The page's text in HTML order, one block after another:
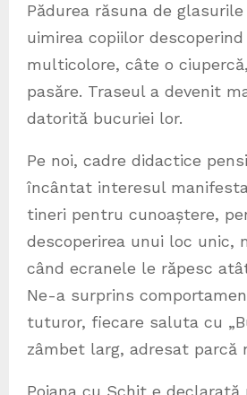
Pădurea răsuna de
uimirea copiilor
multicolore, câte o
pasăre. Traseul a devenit
datorită bucuriei lor.
Pe noi, cadre didactice
încântat interesul
tineri pentru cunoaștere,
descoperirea unui loc unic,
când ecranele le răpesc
Ne-a surprins
tuturor, fiecare saluta cu
zâmbet larg, adresat parcă
Poiana cu Schit e declarată